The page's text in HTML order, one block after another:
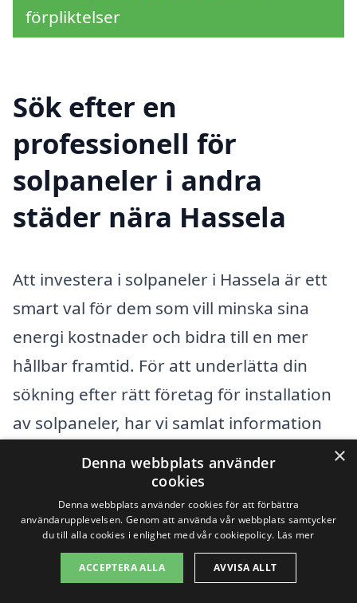
förpliktelser
Sök efter en
professionell för
solpaneler i andra
städer nära Hassela
Att investera i solpaneler i Hassela är ett
smart val för dem som vill minska sina
energi kostnader och bidra till en mer
hållbar framtid. För att underlätta din
sökning efter rätt företag för installation
av solpaneler, har vi samlat information
om relaterade alternativ i närliggande
städer. Oavsett om du befinner dig i
Hudiksvall, Borghamn, Möjlig,Gnarp
Liden, finns det professionella som kan
hjälpa dig att få en anpassad lösning för
×
Denna webbplats använder
cookies
Denna webbplats använder cookies för att förbättra
användarupplevelsen. Genom att använda vår webbplats samtycker
du till alla cookies i enlighet med vår cookiepolicy. Läs mer
ACCEPTERA ALLA AVVISA ALLT